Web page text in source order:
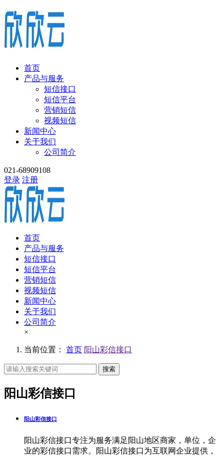
首页
产品与服务
短信接口
短信平台
营销短信
视频短信
新闻中心
关于我们
公司简介
021-68909108
登录 注册
首页
产品与服务
短信接口
短信平台
营销短信
视频短信
新闻中心
关于我们
公司简介
×
当前位置： 首页 阳山彩信接口
搜索
阳山彩信接口
阳山彩信接口
阳山彩信接口专注为服务满足阳山地区商家，单位，企
业的彩信接口需求。阳山彩信接口为互联网企业提供，